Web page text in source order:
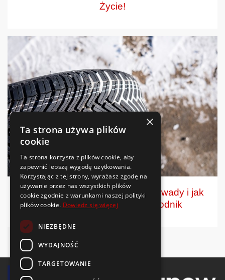
Życie!
Opona wielosezonowa – zalety, wady i jak
wybrać najlepszą? | Przewodnik
×
Ta strona używa plików
cookie
Ta strona korzysta z plików cookie, aby
zapewnić lepszą wygodę użytkowania.
Korzystając z tej strony, wyrażasz zgodę na
używanie przez nas wszystkich plików
cookie zgodnie z warunkami naszej polityki
plików cookie. Dowiedz się więcej
NIEZBĘDNE
WYDAJNOŚĆ
TARGETOWANIE